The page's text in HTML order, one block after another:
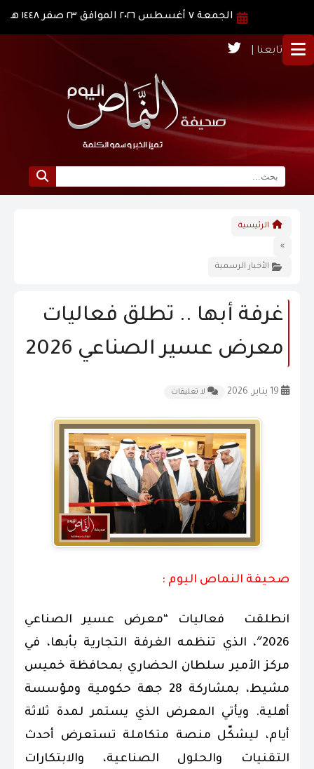
الجمعة ٧ أغسطس ٢٠٢٦ الموافق ٢٣ صفر ١٤٤٨ هـ
تابعنا |
نبذة عن النماص
الرؤية و الرسالة
الاخبار
الشكاوى و الاقتراحات
إتصل بنا
الرئيسية
»
الأخبار الرسمية
غرفة أبها .. تطلق فعاليات
معرض عسير الصناعي 2026
لا تعليقات
صحيفة النماص اليوم :
انطلقت فعاليات “معرض عسير الصناعي
2026″، الذي تنظمه الغرفة التجارية بأبها، في
مركز الأمير سلطان الحضاري بمحافظة خميس
مشيط، بمشاركة 28 جهة حكومية ومؤسسة
أهلية. ويأتي المعرض الذي يستمر لمدة ثلاثة
أيام، ليشكّل منصة متكاملة تستعرض أحدث
التقنيات والحلول الصناعية، والابتكارات